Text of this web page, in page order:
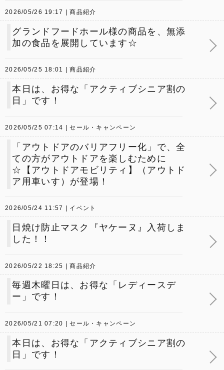
2026/05/26 19:17 商品紹介
グランドフードホール様の商品を、無添
加の食品を展開しています☆
2026/05/25 18:01 商品紹介
本日は、お得な「アクティブシニア割の
日」です！
2026/05/25 07:14 セール・キャンペーン
「アウトドアのバリアフリー化」で、全
ての方がアウトドアを楽しむために
☆【アウトドアモビリティ】（アウトド
ア用車いす）が登場！
2026/05/24 11:57 イベント
日焼け防止マスク『ヤケーヌ』入荷しま
した！！
2026/05/22 18:25 商品紹介
毎週木曜日は、お得な「レディースデ
ー」です！
2026/05/21 07:20 セール・キャンペーン
本日は、お得な「アクティブシニア割の
日」です！